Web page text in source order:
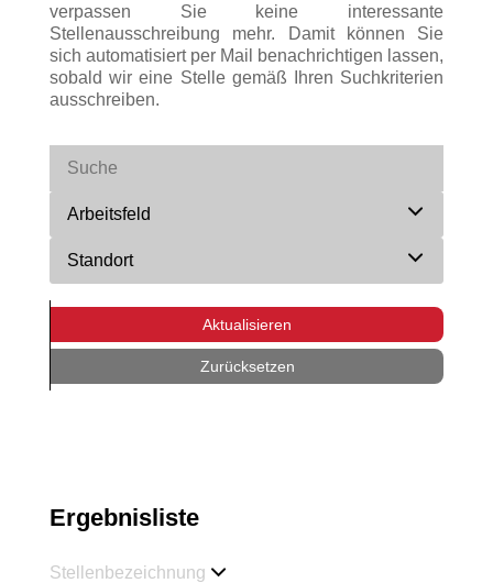
verpassen Sie keine interessante
Stellenausschreibung mehr. Damit können Sie
sich automatisiert per Mail benachrichtigen lassen,
sobald wir eine Stelle gemäß Ihren Suchkriterien
ausschreiben.
Arbeitsfeld
Standort
Aktualisieren
Zurücksetzen
Ergebnisliste
Stellenbezeichnung